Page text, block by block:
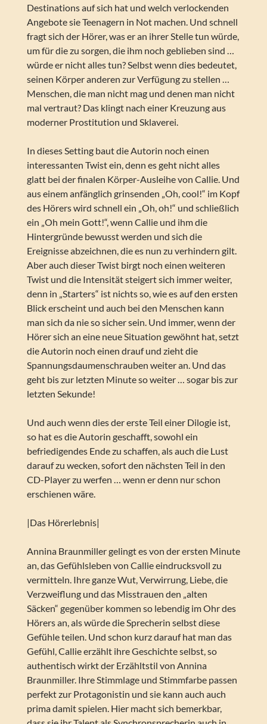
Destinations auf sich hat und welch verlockenden
Angebote sie Teenagern in Not machen. Und schnell
fragt sich der Hörer, was er an ihrer Stelle tun würde,
um für die zu sorgen, die ihm noch geblieben sind …
würde er nicht alles tun? Selbst wenn dies bedeutet,
seinen Körper anderen zur Verfügung zu stellen …
Menschen, die man nicht mag und denen man nicht
mal vertraut? Das klingt nach einer Kreuzung aus
moderner Prostitution und Sklaverei.
In dieses Setting baut die Autorin noch einen
interessanten Twist ein, denn es geht nicht alles
glatt bei der finalen Körper-Ausleihe von Callie. Und
aus einem anfänglich grinsenden „Oh, cool!“ im Kopf
des Hörers wird schnell ein „Oh, oh!“ und schließlich
ein „Oh mein Gott!“, wenn Callie und ihm die
Hintergründe bewusst werden und sich die
Ereignisse abzeichnen, die es nun zu verhindern gilt.
Aber auch dieser Twist birgt noch einen weiteren
Twist und die Intensität steigert sich immer weiter,
denn in „Starters“ ist nichts so, wie es auf den ersten
Blick erscheint und auch bei den Menschen kann
man sich da nie so sicher sein. Und immer, wenn der
Hörer sich an eine neue Situation gewöhnt hat, setzt
die Autorin noch einen drauf und zieht die
Spannungsdaumenschrauben weiter an. Und das
geht bis zur letzten Minute so weiter … sogar bis zur
letzten Sekunde!
Und auch wenn dies der erste Teil einer Dilogie ist,
so hat es die Autorin geschafft, sowohl ein
befriedigendes Ende zu schaffen, als auch die Lust
darauf zu wecken, sofort den nächsten Teil in den
CD-Player zu werfen … wenn er denn nur schon
erschienen wäre.
|Das Hörerlebnis|
Annina Braunmiller gelingt es von der ersten Minute
an, das Gefühlsleben von Callie eindrucksvoll zu
vermitteln. Ihre ganze Wut, Verwirrung, Liebe, die
Verzweiflung und das Misstrauen den „alten
Säcken“ gegenüber kommen so lebendig im Ohr des
Hörers an, als würde die Sprecherin selbst diese
Gefühle teilen. Und schon kurz darauf hat man das
Gefühl, Callie erzählt ihre Geschichte selbst, so
authentisch wirkt der Erzähltstil von Annina
Braunmiller. Ihre Stimmlage und Stimmfarbe passen
perfekt zur Protagonistin und sie kann auch auch
prima damit spielen. Hier macht sich bemerkbar,